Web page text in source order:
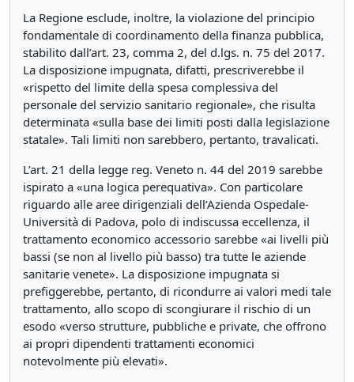
La Regione esclude, inoltre, la violazione del principio
fondamentale di coordinamento della finanza pubblica,
stabilito dall’art. 23, comma 2, del d.lgs. n. 75 del 2017.
La disposizione impugnata, difatti, prescriverebbe il
«rispetto del limite della spesa complessiva del
personale del servizio sanitario regionale», che risulta
determinata «sulla base dei limiti posti dalla legislazione
statale». Tali limiti non sarebbero, pertanto, travalicati.
L’art. 21 della legge reg. Veneto n. 44 del 2019 sarebbe
ispirato a «una logica perequativa». Con particolare
riguardo alle aree dirigenziali dell’Azienda Ospedale-
Università di Padova, polo di indiscussa eccellenza, il
trattamento economico accessorio sarebbe «ai livelli più
bassi (se non al livello più basso) tra tutte le aziende
sanitarie venete». La disposizione impugnata si
prefiggerebbe, pertanto, di ricondurre ai valori medi tale
trattamento, allo scopo di scongiurare il rischio di un
esodo «verso strutture, pubbliche e private, che offrono
ai propri dipendenti trattamenti economici
notevolmente più elevati».